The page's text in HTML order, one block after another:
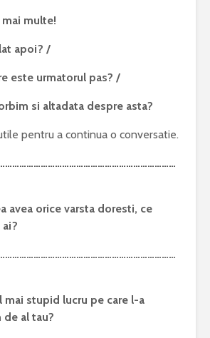
mai multe!
apoi? /
este urmatorul pas? /
si altadata despre asta?
pentru a continua o conversatie.
avea orice varsta doresti, ce
ai?
mai stupid lucru pe care l-a
al tau?